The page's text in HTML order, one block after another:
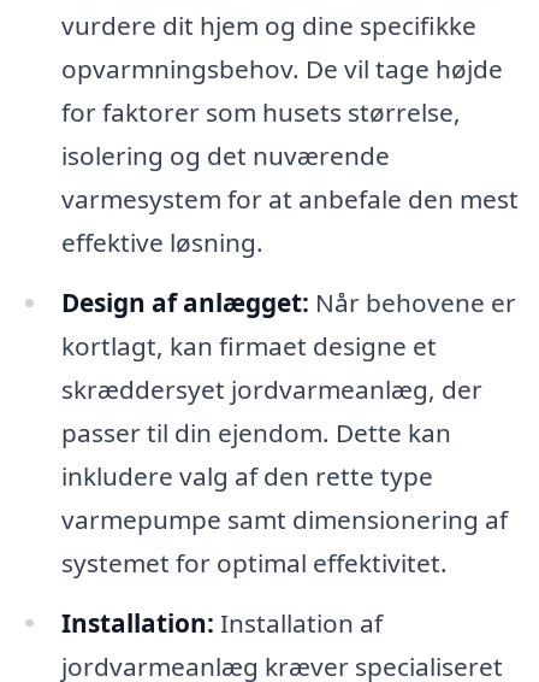
vurdere dit hjem og dine specifikke
opvarmningsbehov. De vil tage højde
for faktorer som husets størrelse,
isolering og det nuværende
varmesystem for at anbefale den mest
effektive løsning.
Design af anlægget: Når behovene er
kortlagt, kan firmaet designe et
skræddersyet jordvarmeanlæg, der
passer til din ejendom. Dette kan
inkludere valg af den rette type
varmepumpe samt dimensionering af
systemet for optimal effektivitet.
Installation: Installation af
jordvarmeanlæg kræver specialiseret